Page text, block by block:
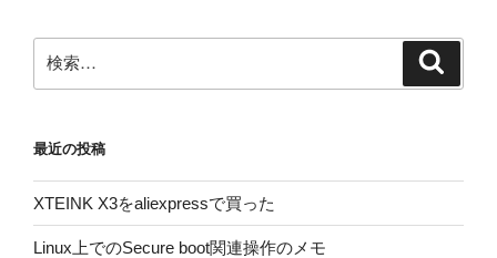
索:
最近の投稿
XTEINK X3をaliexpressで買った
Linux上でのSecure boot関連操作のメモ